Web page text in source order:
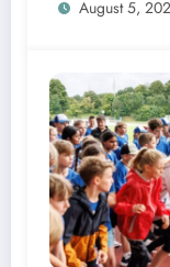
August 5,